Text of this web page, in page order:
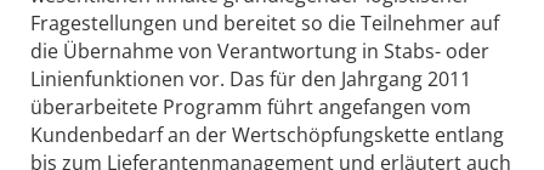
Fragestellungen und bereitet so die Teilnehmer auf
die Übernahme von Verantwortung in Stabs- oder
Linienfunktionen vor. Das für den Jahrgang 2011
überarbeitete Programm führt angefangen vom
Kundenbedarf an der Wertschöpfungskette entlang
bis zum Lieferantenmanagement und erläutert auch